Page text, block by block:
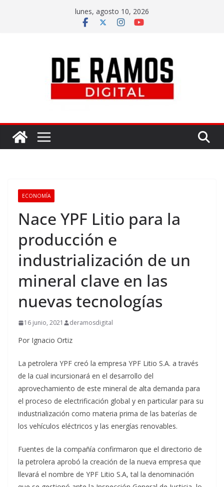
lunes, agosto 10, 2026
ECONOMÍA
Nace YPF Litio para la
producción e
industrialización de un
mineral clave en las
nuevas tecnologías
16 junio, 2021 deramosdigital
Por Ignacio Ortiz
La petrolera YPF creó la empresa YPF Litio S.A. a través
de la cual incursionará en el desarrollo del
aprovechamiento de este mineral de alta demanda para
el proceso de electrificación global y en particular para su
industrialización como materia prima de las baterías de
los vehículos eléctricos y las energías renovables.
Fuentes de la compañía confirmaron que el directorio de
la petrolera aprobó la creación de la nueva empresa que
llevará el nombre de YPF Litio S.A, tal la denominación